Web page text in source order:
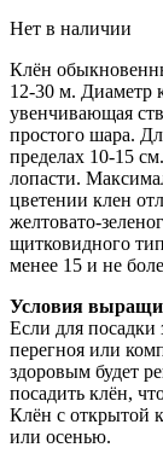
Нет в наличии
Клён
12-30 м. Диаметр
увенчивающая
простого шара.
пределах 10-15
лопасти.
цветении клен
желтовато-
щитковидного
менее 15 и не
Условия
Если для посадки
перегноя или
здоровым будет
посадить клён,
Клён с открытой
или осенью.